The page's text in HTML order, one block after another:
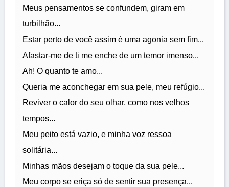
Meus pensamentos se confundem, giram em
turbilhão...
Estar perto de você assim é uma agonia sem fim...
Afastar-me de ti me enche de um temor imenso...
Ah! O quanto te amo...
Queria me aconchegar em sua pele, meu refúgio...
Reviver o calor do seu olhar, como nos velhos
tempos...
Meu peito está vazio, e minha voz ressoa
solitária...
Minhas mãos desejam o toque da sua pele...
Meu corpo se eriça só de sentir sua presença...